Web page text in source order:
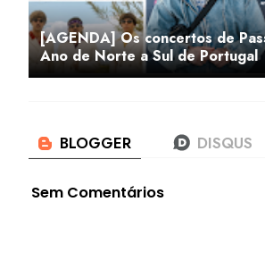
[AGENDA] Os concertos de
Ano de Norte a Sul de Portugal
Sem Comentários